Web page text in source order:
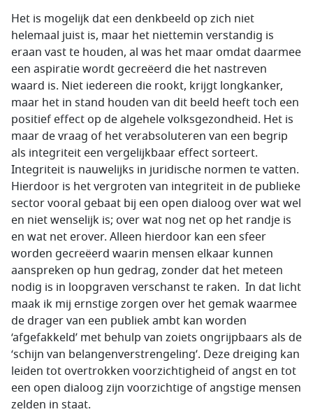
Het is mogelijk dat een denkbeeld op zich niet
helemaal juist is, maar het niettemin verstandig is
eraan vast te houden, al was het maar omdat daarmee
een aspiratie wordt gecreëerd die het nastreven
waard is. Niet iedereen die rookt, krijgt longkanker,
maar het in stand houden van dit beeld heeft toch een
positief effect op de algehele volksgezondheid. Het is
maar de vraag of het verabsoluteren van een begrip
als integriteit een vergelijkbaar effect sorteert.
Integriteit is nauwelijks in juridische normen te vatten.
Hierdoor is het vergroten van integriteit in de publieke
sector vooral gebaat bij een open dialoog over wat wel
en niet wenselijk is; over wat nog net op het randje is
en wat net erover. Alleen hierdoor kan een sfeer
worden gecreëerd waarin mensen elkaar kunnen
aanspreken op hun gedrag, zonder dat het meteen
nodig is in loopgraven verschanst te raken. In dat licht
maak ik mij ernstige zorgen over het gemak waarmee
de drager van een publiek ambt kan worden
‘afgefakkeld’ met behulp van zoiets ongrijpbaars als de
‘schijn van belangenverstrengeling’. Deze dreiging kan
leiden tot overtrokken voorzichtigheid of angst en tot
een open dialoog zijn voorzichtige of angstige mensen
zelden in staat.